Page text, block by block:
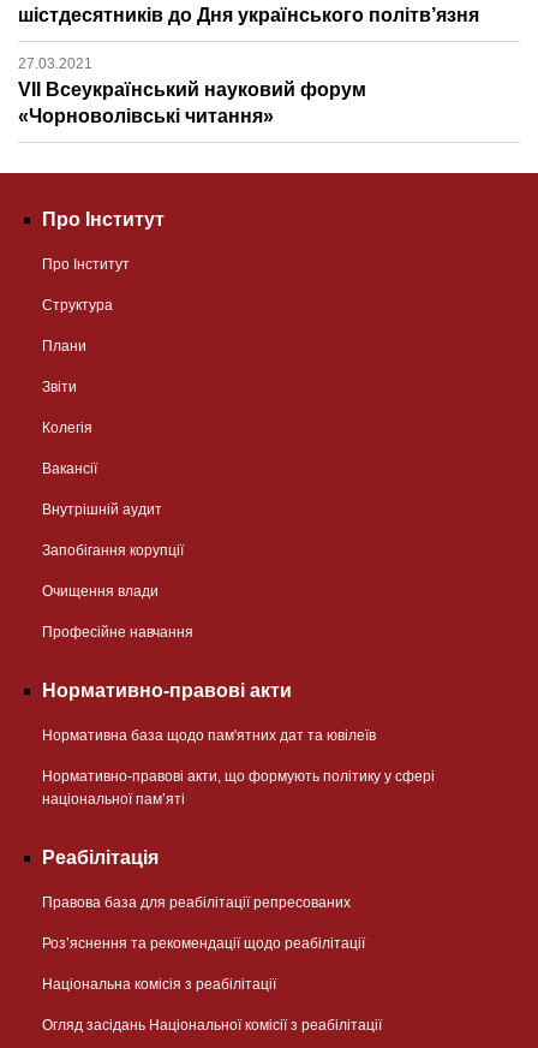
шістдесятників до Дня українського політв’язня
27.03.2021
VІІ Всеукраїнський науковий форум
«Чорноволівські читання»
Про Інститут
Про Інститут
Структура
Плани
Звіти
Колегія
Вакансії
Внутрішній аудит
Запобігання корупції
Очищення влади
Професійне навчання
Нормативно-правові акти
Нормативна база щодо пам'ятних дат та ювілеїв
Нормативно-правові акти, що формують політику у сфері
національної памʼяті
Реабілітація
Правова база для реабілітації репресованих
Розʼяснення та рекомендації щодо реабілітації
Національна комісія з реабілітації
Огляд засідань Національної комісії з реабілітації